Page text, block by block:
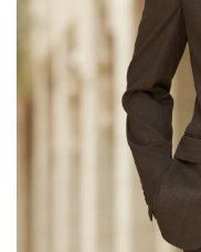
Pura lana,
grigio-marrone
lana di alta
grigio-marrone
esigenze di